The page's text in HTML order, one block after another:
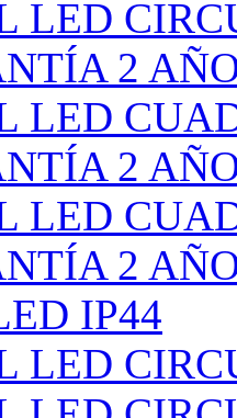
LED
2
LED
2
LED
2
IP44
LED